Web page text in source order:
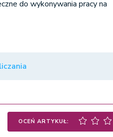
do wykonywania pracy na
OCEŃ ARTYKUŁ: